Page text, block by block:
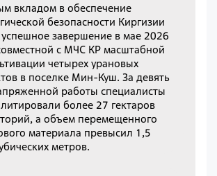
вкладом в обеспечение
безопасности Киргизии
успешное завершение в мае 2026
с МЧС КР масштабной
четырех урановых
в поселке Мин-Куш. За девять
работы специалисты
более 27 гектаров
а объем перемещенного
материала превысил 1,5
метров.